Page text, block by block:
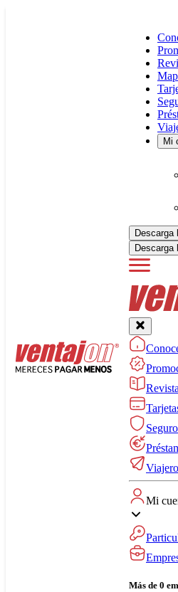
Mi
Descarga
Descarga
Revista
Mi
Más de 0